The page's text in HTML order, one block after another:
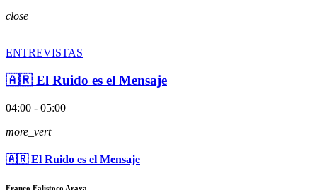
close
ENTREVISTAS
🇦🇷 El Ruido es el Mensaje
04:00 - 05:00
more_vert
🇦🇷 El Ruido es el Mensaje
Franco Falistoco Araya